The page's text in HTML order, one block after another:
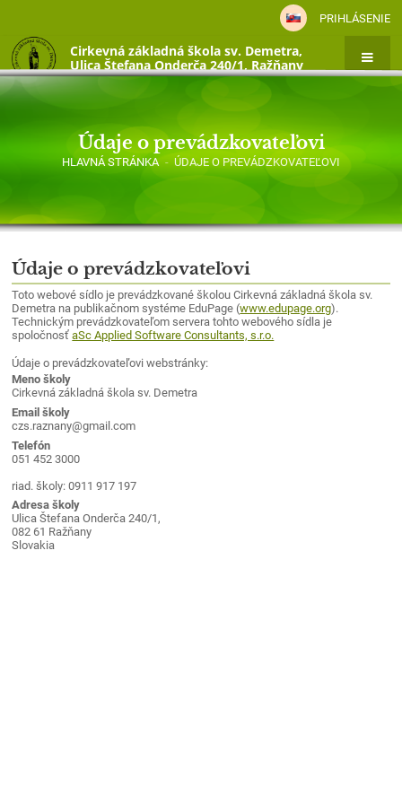
PRIHLÁSENIE
Cirkevná základná škola sv. Demetra,
Ulica Štefana Onderča 240/1, Ražňany
Údaje o prevádzkovateľovi
HLAVNÁ STRÁNKA - ÚDAJE O PREVÁDZKOVATEĽOVI
Údaje
o
prevádzkovateľovi
Údaje o prevádzkovateľovi
Toto webové sídlo je prevádzkované školou Cirkevná základná škola sv.
Demetra na publikačnom systéme EduPage (www.edupage.org).
Technickým prevádzkovateľom servera tohto webového sídla je
spoločnosťaSc Applied Software Consultants, s.r.o.
Údaje o prevádzkovateľovi webstránky:
Meno školy
Cirkevná základná škola sv. Demetra
Email školy
czs.raznany@gmail.com
Telefón
051 452 3000
riad. školy: 0911 917 197
Adresa školy
Ulica Štefana Onderča 240/1,
082 61 Ražňany
Slovakia